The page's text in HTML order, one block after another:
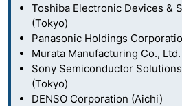
Toshiba Electronic Devices &
(Tokyo)
Panasonic Holdings
Murata Manufacturing Co.,
Sony Semiconductor
(Tokyo)
DENSO Corporation (Aichi)